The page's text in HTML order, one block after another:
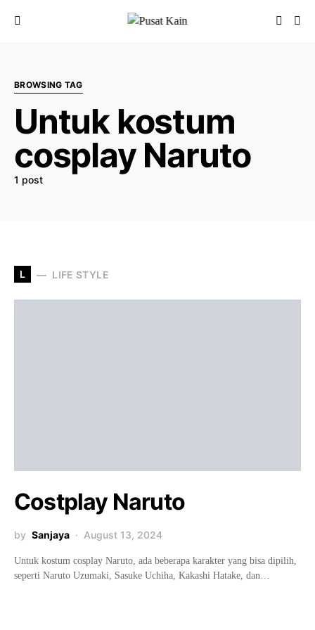
BROWSING TAG
Untuk kostum
cosplay Naruto
1 post
L LIFE STYLE
Costplay Naruto
by Sanjaya August 13, 2024
Untuk kostum cosplay Naruto, ada beberapa karakter yang bisa dipilih,
seperti Naruto Uzumaki, Sasuke Uchiha, Kakashi Hatake, dan…